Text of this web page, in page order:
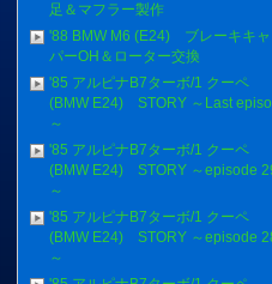
足＆マフラー製作
'88 BMW M6 (E24) ブレーキキャ
パーOH＆ローター交換
'85 アルピナB7ターボ/1 クーペ
(BMW E24) STORY ～Last
～
'85 アルピナB7ターボ/1 クーペ
(BMW E24) STORY ～episode
～
'85 アルピナB7ターボ/1 クーペ
(BMW E24) STORY ～episode
～